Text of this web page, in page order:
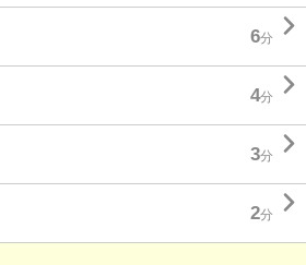
6分 
4分 
3分 
2分 